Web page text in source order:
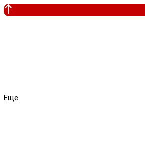
Еще